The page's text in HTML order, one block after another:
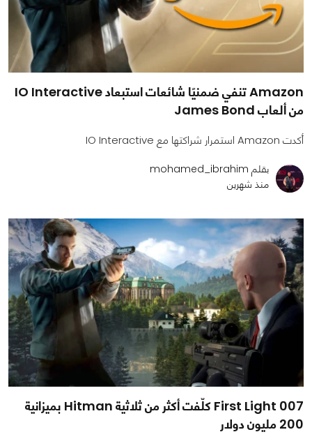
Amazon تنفي ضمنيًا شائعات استبعاد IO Interactive
من ألعاب James Bond
أكدت Amazon استمرار شراكتها مع IO Interactive
بقلم mohamed_ibrahim
منذ شهرين
007 First Light كلّفت أكثر من ثلاثية Hitman بميزانية
200 مليون دولار